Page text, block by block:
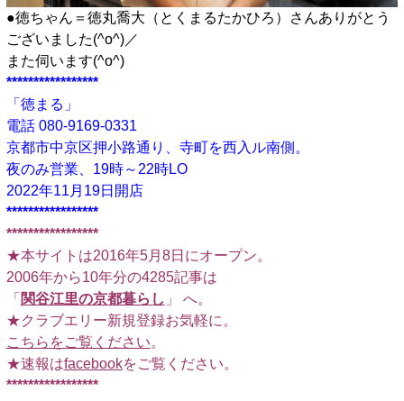
●徳ちゃん＝徳丸喬大（とくまるたかひろ）さんありがとう
ございました(^o^)／
また伺います(^o^)
*****************
「徳まる」
電話 080-9169-0331
京都市中京区押小路通り、寺町を西入ル南側。
夜のみ営業、19時～22時LO
2022年11月19日開店
*****************
*****************
★本サイトは2016年5月8日にオープン。
2006年から10年分の4285記事は
「 関谷江里の京都暮らし 」 へ。
★クラブエリー新規登録お気軽に。
こちらをご覧ください。
★速報はfacebookをご覧ください。
*****************